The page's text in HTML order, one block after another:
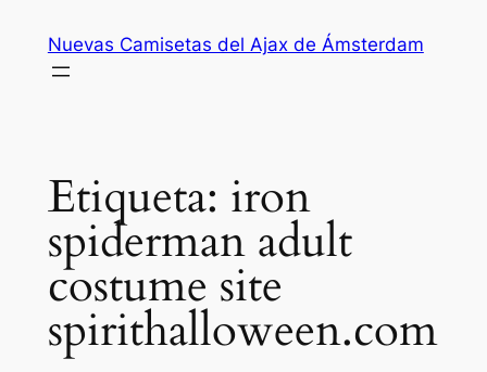
contenido
Nuevas Camisetas del Ajax de Ámsterdam
Etiqueta: iron
spiderman adult
costume site
spirithalloween.com